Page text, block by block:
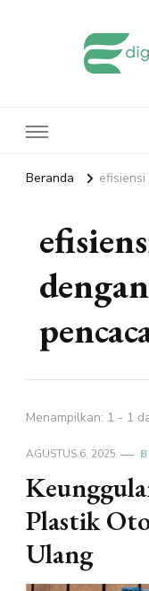
Beranda
Menampilkan: 1 - 1
AGUSTUS 6, 2025
Plastik
Ulang